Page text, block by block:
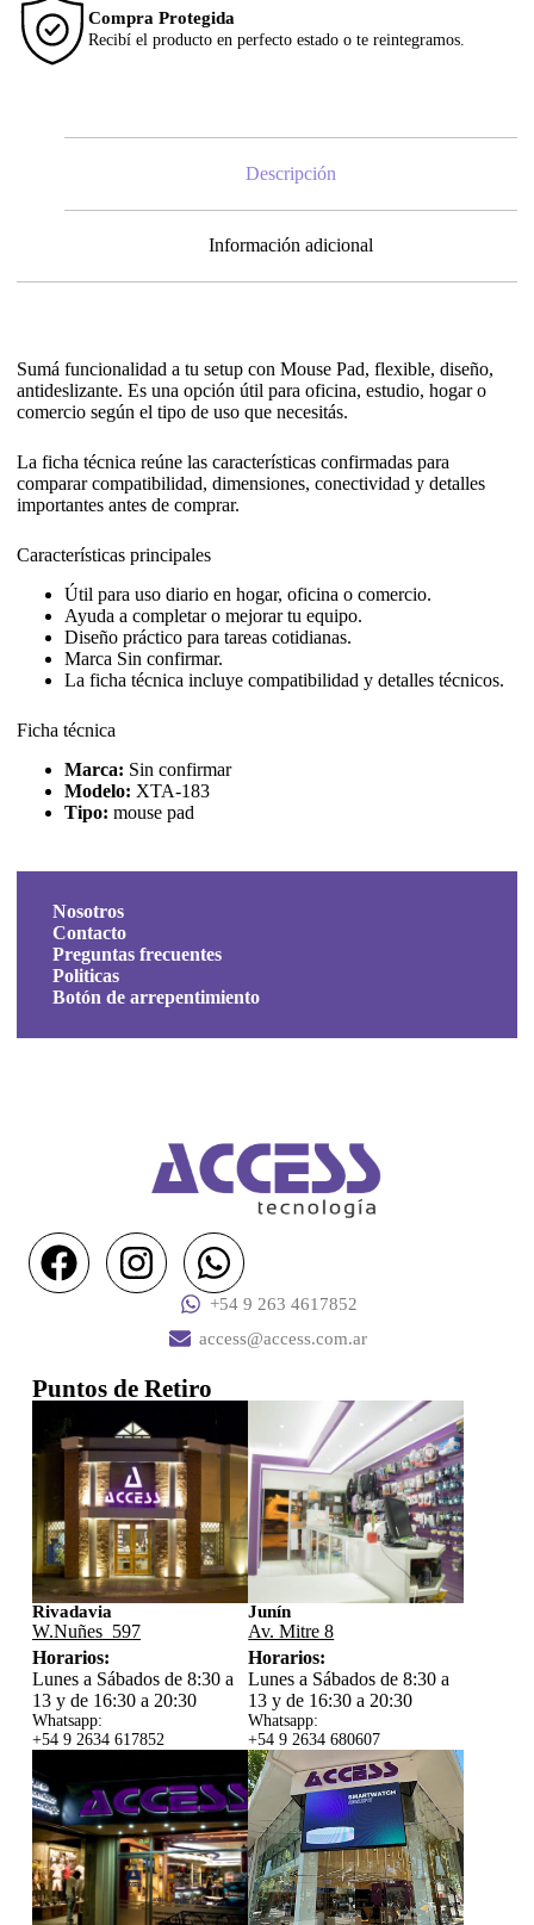
Compra Protegida
Recibí el producto en perfecto estado o te reintegramos.
Descripción
Información adicional
Sumá funcionalidad a tu setup con Mouse Pad, flexible, diseño,
antideslizante. Es una opción útil para oficina, estudio, hogar o
comercio según el tipo de uso que necesitás.
La ficha técnica reúne las características confirmadas para
comparar compatibilidad, dimensiones, conectividad y detalles
importantes antes de comprar.
Características principales
Útil para uso diario en hogar, oficina o comercio.
Ayuda a completar o mejorar tu equipo.
Diseño práctico para tareas cotidianas.
Marca Sin confirmar.
La ficha técnica incluye compatibilidad y detalles técnicos.
Ficha técnica
Marca: Sin confirmar
Modelo: XTA-183
Tipo: mouse pad
Nosotros
Contacto
Preguntas frecuentes
Politicas
Botón de arrepentimiento
+54 9 263 4617852
access@access.com.ar
Puntos de Retiro
Rivadavia
W.Nuñes 597
Horarios:
Lunes a Sábados de 8:30 a
13 y de 16:30 a 20:30
Whatsapp:
+54 9 2634 617852
Junín
Av. Mitre 8
Horarios:
Lunes a Sábados de 8:30 a
13 y de 16:30 a 20:30
Whatsapp:
+54 9 2634 680607